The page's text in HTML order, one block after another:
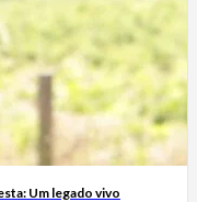
Um legado vivo